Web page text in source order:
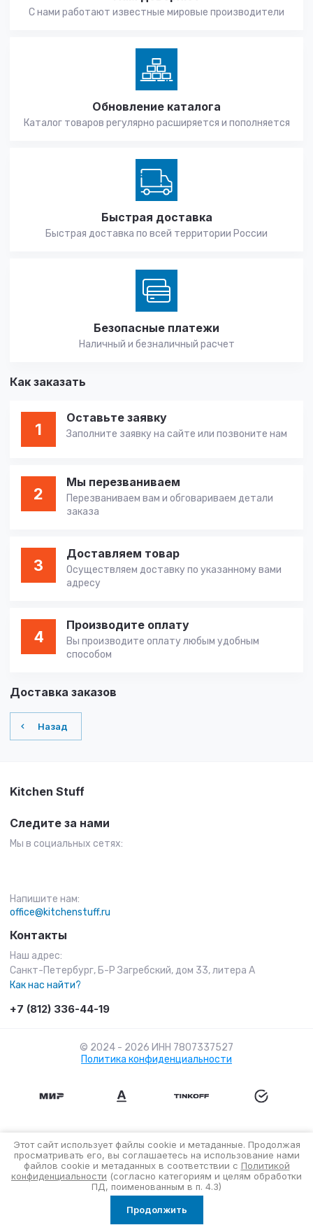
С нами работают известные мировые производители
Обновление каталога
Каталог товаров регулярно расширяется и пополняется
Быстрая доставка
Быстрая доставка по всей территории России
Безопасные платежи
Наличный и безналичный расчет
Как заказать
1
Оставьте заявку
Заполните заявку на сайте или позвоните нам
2
Мы перезваниваем
Перезваниваем вам и обговариваем детали
заказа
3
Доставляем товар
Осуществляем доставку по указанному вами
адресу
4
Производите оплату
Вы производите оплату любым удобным
способом
Доставка заказов
Назад
Kitchen Stuff
Следите за нами
Мы в социальных сетях:
Напишите нам:
office@kitchenstuff.ru
Контакты
Наш адрес:
Санкт-Петербург, Б-Р Загребский, дом 33, литера А
Как нас найти?
+7 (812) 336-44-19
© 2024 - 2026 ИНН 7807337527
Политика конфиденциальности
Корзина
Этот сайт использует файлы cookie и метаданные. Продолжая
просматривать его, вы соглашаетесь на использование нами
файлов cookie и метаданных в соответствии с Политикой
конфиденциальности (согласно категориям и целям обработки
ПД, поименованным в п. 4.3)
Продолжить